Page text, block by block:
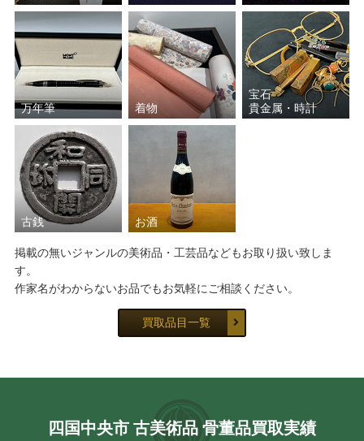
万年筆 着物
宝石
貴金属・時計
古銭 お酒
掲載の無いジャンルの美術品・工芸品などもお取り扱い致しま
す。
作家名がわからないお品でもお気軽にご相談ください。
買取品目一覧
四国中央市 古美術品 骨董品買取実績